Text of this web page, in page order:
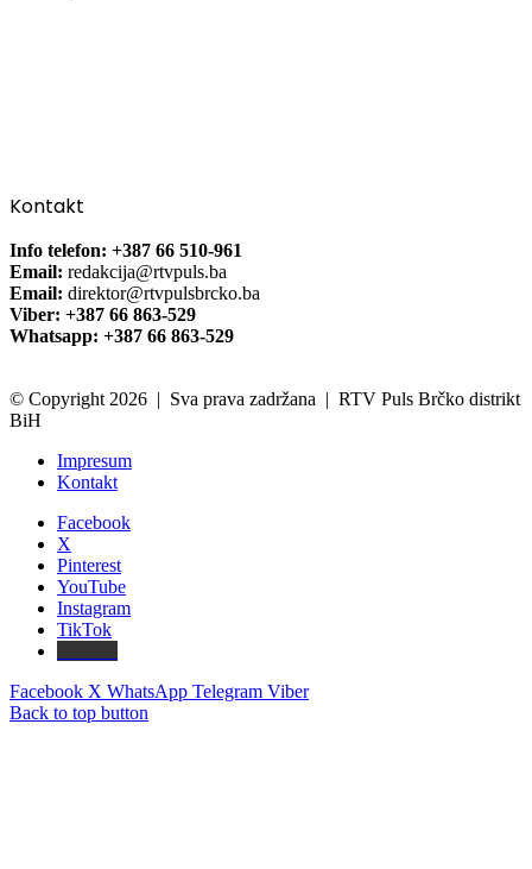
Kontakt
Info telefon: +387 66 510-961
Email: redakcija@rtvpuls.ba
Email: direktor@rtvpulsbrcko.ba
Viber: +387 66 863-529
Whatsapp: +387 66 863-529
© Copyright 2026 | Sva prava zadržana | RTV Puls Brčko distrikt
BiH
Impresum
Kontakt
Facebook
X
Pinterest
YouTube
Instagram
TikTok
Facebook X WhatsApp Telegram Viber
Back to top button